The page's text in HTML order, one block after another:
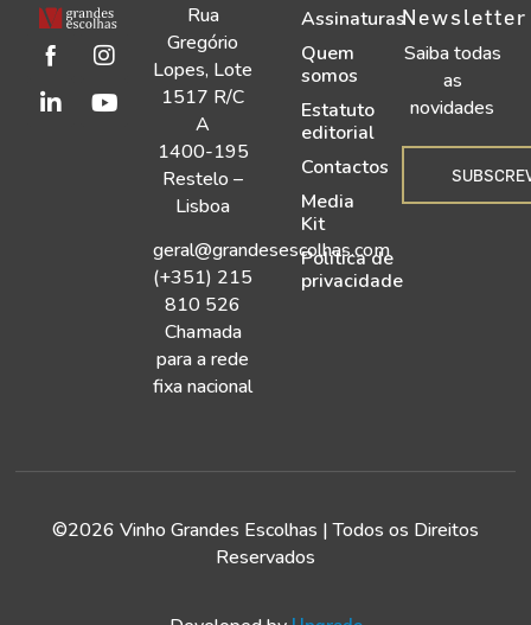
Rua
Gregório
Lopes, Lote
1517 R/C
A
1400-195
Restelo –
Lisboa
geral@grandesescolhas.com
(+351) 215
810 526
Chamada
para a rede
fixa nacional
Assinaturas
Quem
somos
Estatuto
editorial
Contactos
Media
Kit
Política de
privacidade
Newsletter
Saiba todas
as
novidades
©2026 Vinho Grandes Escolhas | Todos os Direitos
Reservados